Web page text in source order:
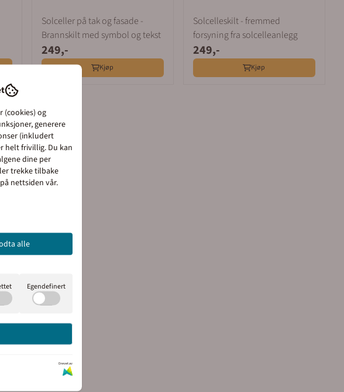
Solceller på tak og fasade -
Brannskilt med symbol og tekst
249,-
Kjøp
Solcelleskilt - fremmed
forsyning fra solcelleanlegg
249,-
Kjøp
vil se
(cookies) og
generere
(inkludert
helt frivillig. Du kan
dine per
trekke tilbake
nettsiden vår.
alle
Egendefinert
Drevet av